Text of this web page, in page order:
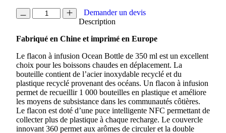
quantité
de
A
350ML
OCEAN
BOTTLE
Demander un devis
Description
Fabriqué en Chine et imprimé en Europe
Le flacon à infusion Ocean Bottle de 350 ml est un excellent
choix pour les boissons chaudes en déplacement. La
bouteille contient de l’acier inoxydable recyclé et du
plastique recyclé provenant des océans. Un flacon à infusion
permet de recueillir 1 000 bouteilles en plastique et améliore
les moyens de subsistance dans les communautés côtières.
Le flacon est doté d’une puce intelligente NFC permettant de
collecter plus de plastique à chaque recharge. Le couvercle
innovant 360 permet aux arômes de circuler et la double